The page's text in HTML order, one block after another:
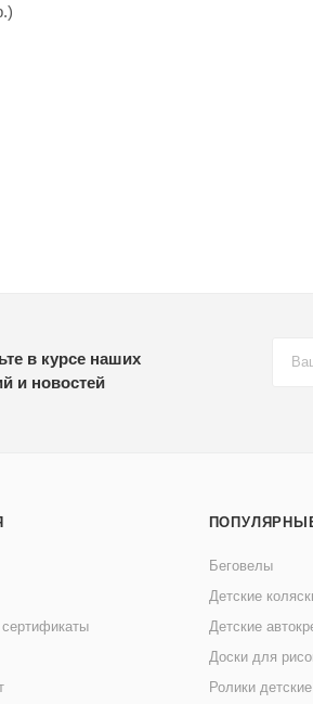
в курсе наших
и новостей
Беговелы
Детские
Детские
Доски для
Ролики детские